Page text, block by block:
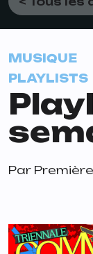
MUSIQUE
PLAYLISTS
Par